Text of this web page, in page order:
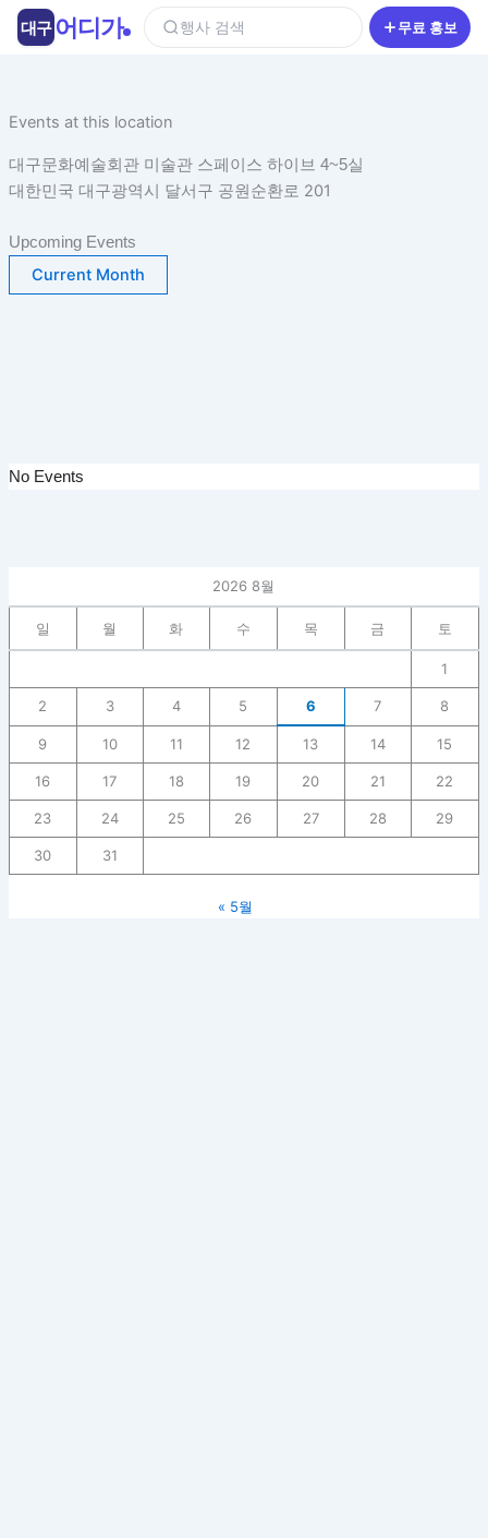
건
뛰
기
Events at this location
대구문화예술회관 미술관 스페이스 하이브 4~5실
대한민국 대구광역시 달서구 공원순환로 201
Upcoming Events
Current Month
No Events
2026 8월
일 월 화 수 목 금 토
1
2 3 4 5 6 7 8
9 10 11 12 13 14 15
16 17 18 19 20 21 22
23 24 25 26 27 28 29
30 31
« 5월
대구 어디가 행사 검색 무료 홍보